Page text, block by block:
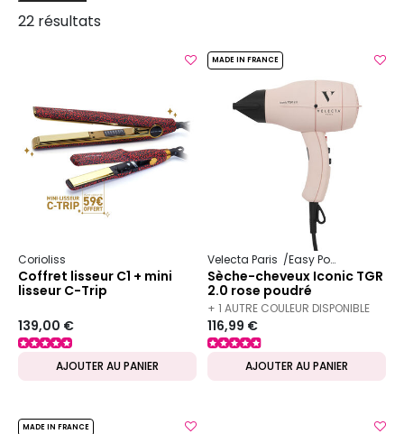
22 résultats
Corioliss
Coffret lisseur C1 + mini
lisseur C-Trip
139,00 €
AJOUTER AU PANIER
MADE IN FRANCE
Velecta Paris Easy Power
Sèche-cheveux Iconic TGR
2.0 rose poudré
+ 1 AUTRE COULEUR DISPONIBLE
116,99 €
AJOUTER AU PANIER
MADE IN FRANCE